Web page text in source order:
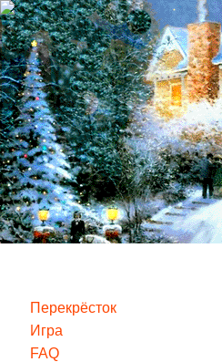
Перекрёсток
Игра
FAQ